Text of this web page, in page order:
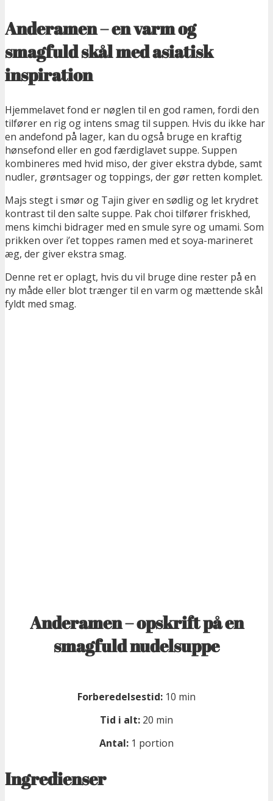
Anderamen – en varm og
smagfuld skål med asiatisk
inspiration
Hjemmelavet fond er nøglen til en god ramen, fordi den
tilfører en rig og intens smag til suppen. Hvis du ikke har
en andefond på lager, kan du også bruge en kraftig
hønsefond eller en god færdiglavet suppe. Suppen
kombineres med hvid miso, der giver ekstra dybde, samt
nudler, grøntsager og toppings, der gør retten komplet.
Majs stegt i smør og Tajin giver en sødlig og let krydret
kontrast til den salte suppe. Pak choi tilfører friskhed,
mens kimchi bidrager med en smule syre og umami. Som
prikken over i’et toppes ramen med et soya-marineret
æg, der giver ekstra smag.
Denne ret er oplagt, hvis du vil bruge dine rester på en
ny måde eller blot trænger til en varm og mættende skål
fyldt med smag.
Anderamen – opskrift på en
smagfuld nudelsuppe
Forberedelsestid: 10 min
Tid i alt: 20 min
Antal: 1 portion
Ingredienser